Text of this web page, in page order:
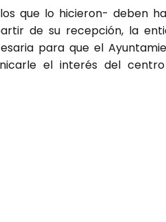
que lo hicieron- deben
de su recepción, la
para que el
el interés del